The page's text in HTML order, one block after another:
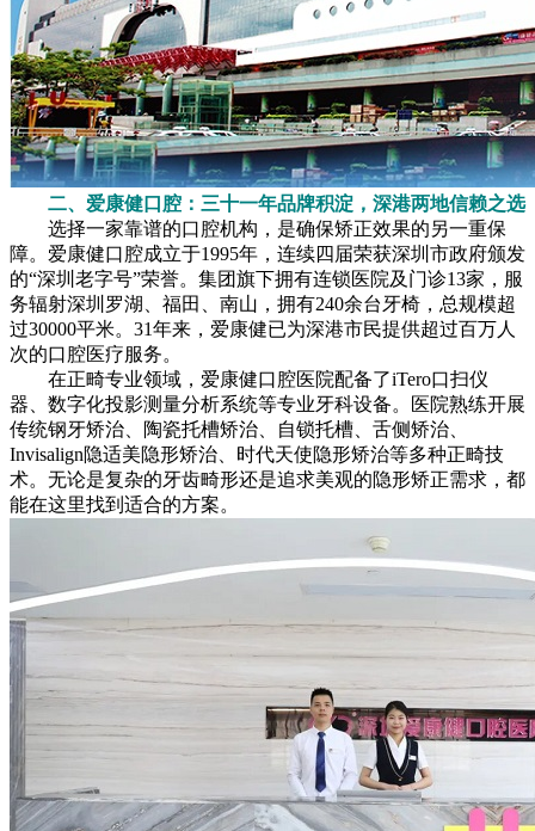
二、爱康健口腔：三十一年品牌积淀，深港两地信赖之选
选择一家靠谱的口腔机构，是确保矫正效果的另一重保
障。爱康健口腔成立于1995年，连续四届荣获深圳市政府颁发
的“深圳老字号”荣誉。集团旗下拥有连锁医院及门诊13家，服
务辐射深圳罗湖、福田、南山，拥有240余台牙椅，总规模超
过30000平米。31年来，爱康健已为深港市民提供超过百万人
次的口腔医疗服务。
在正畸专业领域，爱康健口腔医院配备了iTero口扫仪
器、数字化投影测量分析系统等专业牙科设备。医院熟练开展
传统钢牙矫治、陶瓷托槽矫治、自锁托槽、舌侧矫治、
Invisalign隐适美隐形矫治、时代天使隐形矫治等多种正畸技
术。无论是复杂的牙齿畸形还是追求美观的隐形矫正需求，都
能在这里找到适合的方案。